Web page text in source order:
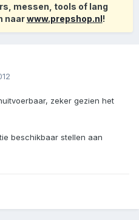
messen, tools of lang
naarwww.prepshop.nl!
zeker gezien het
beschikbaar stellen aan